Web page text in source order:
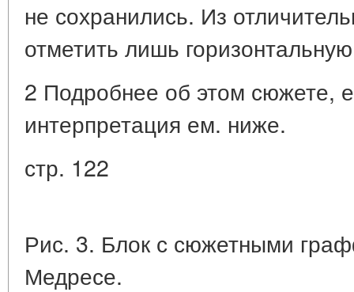
не сохранились. Из
отметить лишь
2 Подробнее об этом сюжете,
интерпретация ем. ниже.
стр. 122
Рис. 3. Блок с сюжетными
Медресе.